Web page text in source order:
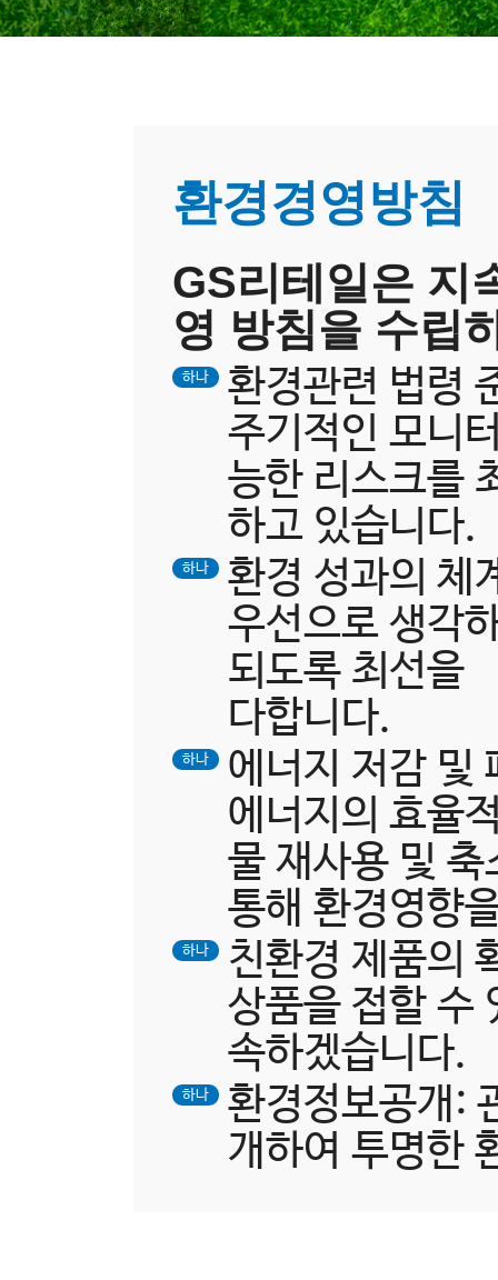
환경경영방침
GS리테일은 지
영 방침을 수립
하나
환경관련 법령
주기적인 모니
능한 리스크를
하고 있습니다.
하나
환경 성과의 체
우선으로 생각
되도록 최선을
다합니다.
하나
에너지 저감 및
에너지의 효율
물 재사용 및 축
통해 환경영향
하나
친환경 제품의
상품을 접할 수
속하겠습니다.
하나
환경정보공개:
개하여 투명한